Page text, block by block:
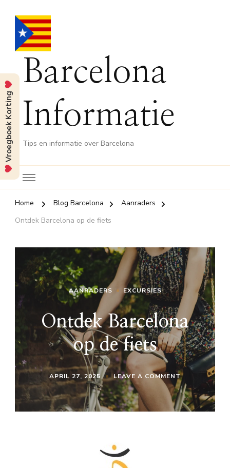
Barcelona
Informatie
Tips en informatie over Barcelona
Home Blog Barcelona
Aanraders
Ontdek Barcelona op de fiets
AANRADERS EXCURSIES
Ontdek Barcelona
op de fiets
APRIL 27, 2025 LEAVE A COMMENTON
ONTDEK
BARCELONA
OP
DE
Vroegboek Korting